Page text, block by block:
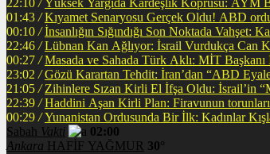
22:10 / Yüksek Yargıda Kardeşlik Köprüsü: AYM
01:43 /
Kıyamet
00:10 / İnsanlığın Sığındığı Son Noktada
22:46 / Lübnan Kan Ağlıyor: İsrail Vurdukça Can
00:27 / Masada ve Sahada Türk Aklı: MİT
23:02 / Gözü Karartan Tehdit: İran’dan “ABD
21:05 / Zihinlere Sızan Kirli El İfşa Oldu: İsrail’in
22:39 /
00:29 / Yunanistan Ordusunda Bir İlk: Kadınlar
Sabah Vakti
02:00
Ankara HAFİF YAĞMUR 30°